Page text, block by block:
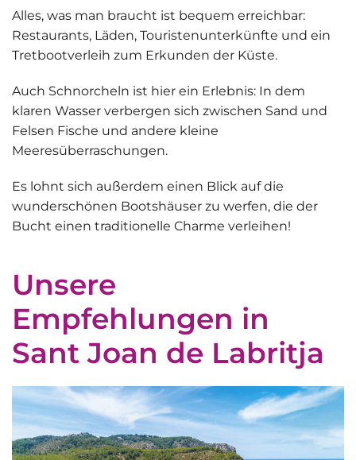
Alles, was man braucht ist bequem erreichbar:
Restaurants, Läden, Touristenunterkünfte und ein
Tretbootverleih zum Erkunden der Küste.
Auch Schnorcheln ist hier ein Erlebnis: In dem
klaren Wasser verbergen sich zwischen Sand und
Felsen Fische und andere kleine
Meeresüberraschungen.
Es lohnt sich außerdem einen Blick auf die
wunderschönen Bootshäuser zu werfen, die der
Bucht einen traditionelle Charme verleihen!
Unsere
Empfehlungen in
Sant Joan de Labritja